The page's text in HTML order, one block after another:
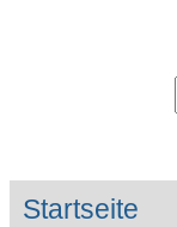
Website
Suche…
Sektionen
Startseite